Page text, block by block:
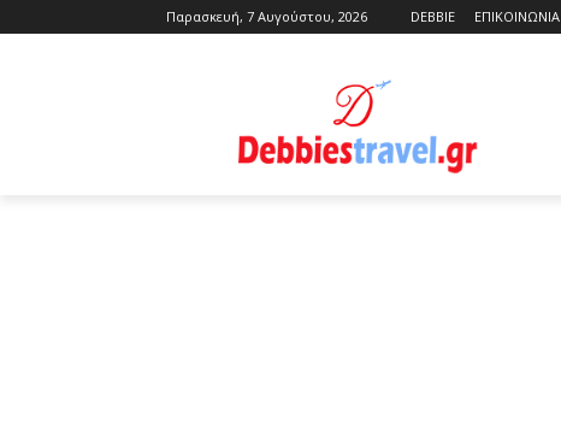
Παρασκευή, 7 Αυγούστου, 2026 DEBBIE ΕΠΙΚΟΙΝΩΝΙΑ